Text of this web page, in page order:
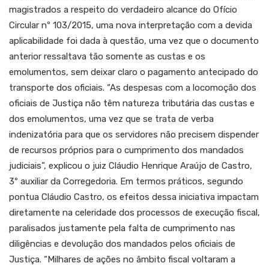
magistrados a respeito do verdadeiro alcance do Ofício
Circular nº 103/2015, uma nova interpretação com a devida
aplicabilidade foi dada à questão, uma vez que o documento
anterior ressaltava tão somente as custas e os
emolumentos, sem deixar claro o pagamento antecipado do
transporte dos oficiais. “As despesas com a locomoção dos
oficiais de Justiça não têm natureza tributária das custas e
dos emolumentos, uma vez que se trata de verba
indenizatória para que os servidores não precisem dispender
de recursos próprios para o cumprimento dos mandados
judiciais”, explicou o juiz Cláudio Henrique Araújo de Castro,
3º auxiliar da Corregedoria. Em termos práticos, segundo
pontua Cláudio Castro, os efeitos dessa iniciativa impactam
diretamente na celeridade dos processos de execução fiscal,
paralisados justamente pela falta de cumprimento nas
diligências e devolução dos mandados pelos oficiais de
Justiça. “Milhares de ações no âmbito fiscal voltaram a